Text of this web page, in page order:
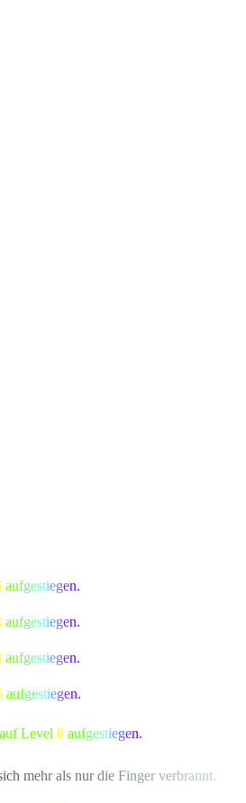
aufgestiegen.
aufgestiegen.
aufgestiegen.
aufgestiegen.
Level 8 aufgestiegen.
ich mehrals nur die Finger verbrannt.